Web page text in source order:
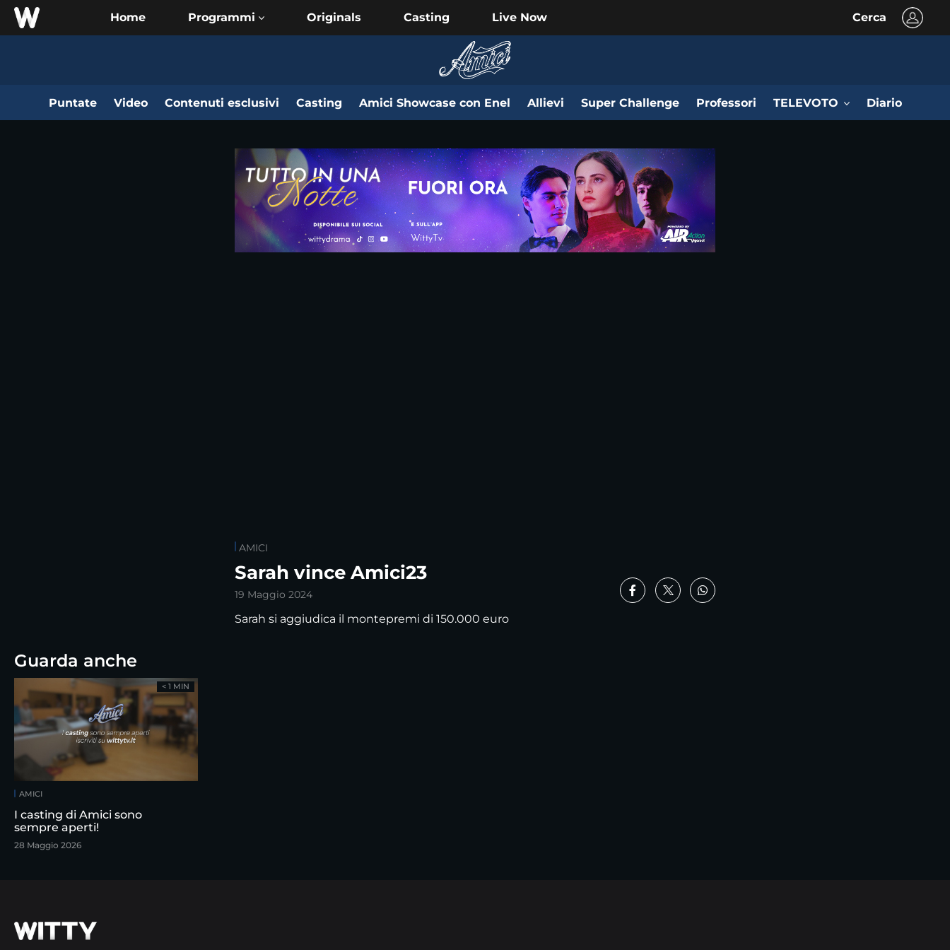
Home Originals Casting Live Now Cerca
Puntate Video Contenuti esclusivi Casting Amici Showcase con Enel Allievi Super Challenge Professori TELEVOTO Diario
AMICI
Sarah vince Amici23
19 Maggio 2024
Sarah si aggiudica il montepremi di 150.000 euro
Guarda anche
AMICI
I casting di Amici sono
sempre aperti!
28 Maggio 2026
< 1 MIN